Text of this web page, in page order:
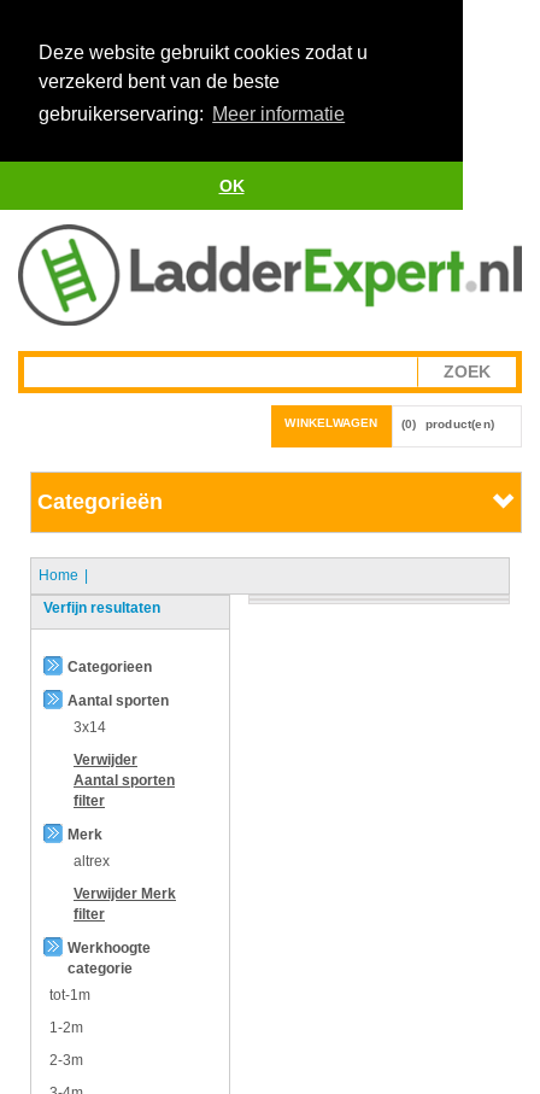
Deze website gebruikt cookies zodat u
verzekerd bent van de beste
gebruikerservaring: Meer informatie
OK
WINKELWAGEN (0) product(en)
Categorieën
Home
Verfijn resultaten
Categorieen
Aantal sporten
3x14
Verwijder
Aantal sporten
filter
Merk
altrex
Verwijder Merk
filter
Werkhoogte
categorie
tot-1m
1-2m
2-3m